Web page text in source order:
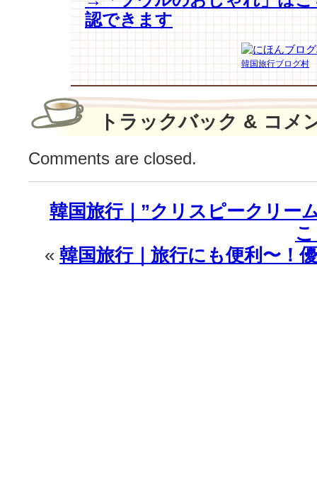
た
は
認できます
韓国旅行ブログ村
トラックバック & コメ
Comments are closed.
韓国旅行｜”クリスピークリー
« 韓国旅行｜旅行にも便利〜！